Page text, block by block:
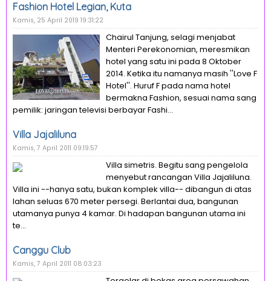
Fashion Hotel Legian, Kuta
Kamis, 25 April 2019 19:31:22
Chairul Tanjung, selagi menjabat
Menteri Perekonomian, meresmikan
hotel yang satu ini pada 8 Oktober
2014. Ketika itu namanya masih ''Love F
Hotel''. Huruf F pada nama hotel
bermakna Fashion, sesuai nama sang
pemilik: jaringan televisi berbayar Fashi...
Villa Jajaliluna
Kamis, 7 April 2011 09:19:57
Villa simetris. Begitu sang pengelola
menyebut rancangan Villa Jajaliluna.
Villa ini --hanya satu, bukan komplek villa-- dibangun di atas
lahan seluas 670 meter persegi. Berlantai dua, bangunan
utamanya punya 4 kamar. Di hadapan bangunan utama ini
te...
Canggu Club
Kamis, 7 April 2011 08:03:23